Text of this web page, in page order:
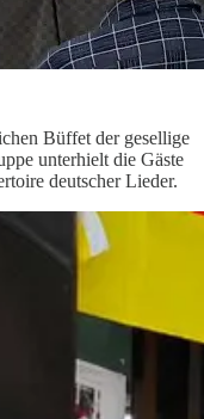
Büffet der gesellige
unterhielt die Gäste
deutscher Lieder.